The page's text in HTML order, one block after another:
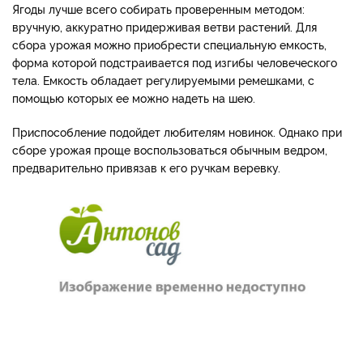
Ягоды лучше всего собирать проверенным методом:
вручную, аккуратно придерживая ветви растений. Для
сбора урожая можно приобрести специальную емкость,
форма которой подстраивается под изгибы человеческого
тела. Емкость обладает регулируемыми ремешками, с
помощью которых ее можно надеть на шею.
Приспособление подойдет любителям новинок. Однако при
сборе урожая проще воспользоваться обычным ведром,
предварительно привязав к его ручкам веревку.